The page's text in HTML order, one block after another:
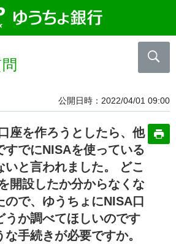
公開日時 2022/04/01 09:00
座を作ろうとしたら、他
すでにNISAを使っている
いと言われました。 どこ
開設したか分からなくな
ので、ゆうちょにNISA口
うか調べてほしいのです
手続きが必要ですか。